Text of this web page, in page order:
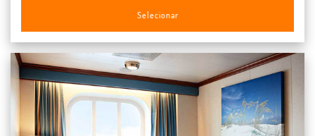
Selecionar